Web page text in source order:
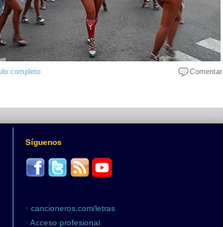
completo Comentar
Síguenos
• cancioneros.com/letras
• Acceso profesional